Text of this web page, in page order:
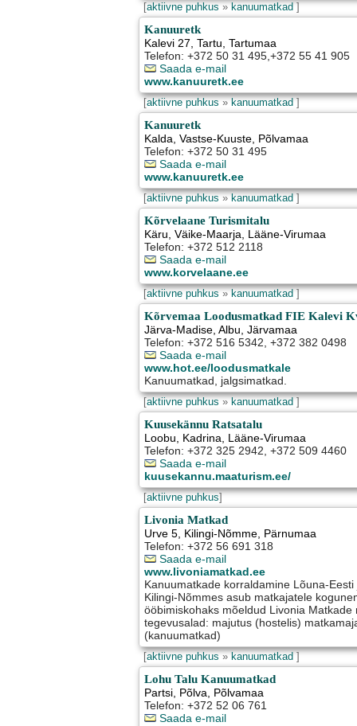
[aktiivne puhkus»kanuumatkad]
Kanuuretk
Kalevi 27,Tartu, Tartumaa
Telefon: +372 50 31 495,+372 55 41 905
Saada e-mail
www.kanuuretk.ee
[aktiivne puhkus»kanuumatkad]
Kanuuretk
Kalda,Vastse-Kuuste, Põlvamaa
Telefon: +372 50 31 495
Saada e-mail
www.kanuuretk.ee
[aktiivne puhkus»kanuumatkad]
Kõrvelaane Turismitalu
Käru,Väike-Maarja, Lääne-Virumaa
Telefon: +372 512 2118
Saada e-mail
www.korvelaane.ee
[aktiivne puhkus»kanuumatkad]
Kõrvemaa Loodusmatkad FIE Kalevi
Järva-Madise,Albu, Järvamaa
Telefon: +372 516 5342, +372 382 0498
Saada e-mail
www.hot.ee/loodusmatkale
Kanuumatkad, jalgsimatkad.
[aktiivne puhkus»kanuumatkad]
Kuusekännu Ratsatalu
Loobu, Kadrina, Lääne-Virumaa
Telefon: +372 325 2942, +372 509 4460
Saada e-mail
kuusekannu.maaturism.ee/
[aktiivne puhkus]
Livonia Matkad
Urve 5, Kilingi-Nõmme, Pärnumaa
Telefon: +372 56 691 318
Saada e-mail
www.livoniamatkad.ee
Kanuumatkade korraldamine Lõuna-
Kilingi-Nõmmes asub matkajatele
ööbimiskohaks mõeldud Livonia
tegevusalad: majutus (hostelis)
(kanuumatkad)
[aktiivne puhkus»kanuumatkad]
Lohu Talu Kanuumatkad
Partsi, Põlva, Põlvamaa
Telefon: +372 52 06 761
Saada e-mail